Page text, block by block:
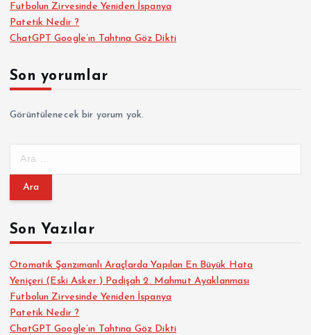
Futbolun Zirvesinde Yeniden İspanya
Patetik Nedir ?
ChatGPT Google’ın Tahtına Göz Dikti
Son yorumlar
Görüntülenecek bir yorum yok.
m
:Son Yazılar
Otomatik Şanzımanlı Araçlarda Yapılan En Büyük Hata
Yeniçeri (Eski Asker ) Padişah 2. Mahmut Ayaklanması
Futbolun Zirvesinde Yeniden İspanya
Patetik Nedir ?
ChatGPT Google’ın Tahtına Göz Dikti